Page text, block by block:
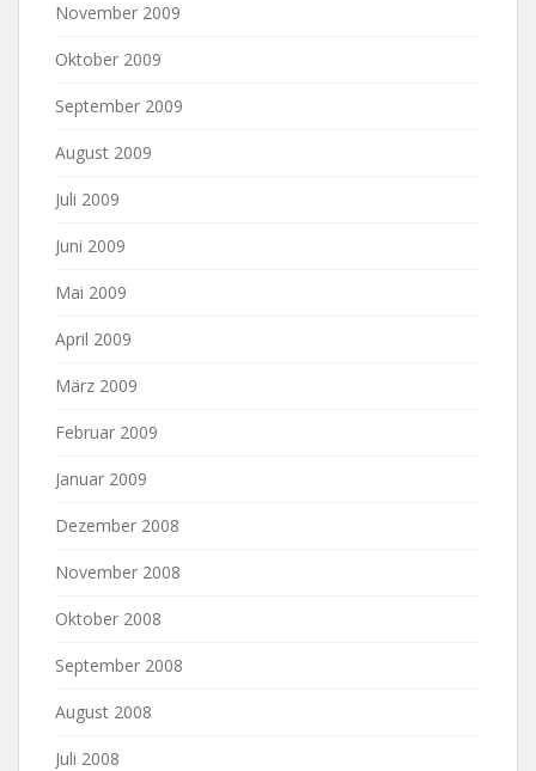
November 2009
Oktober 2009
September 2009
August 2009
Juli 2009
Juni 2009
Mai 2009
April 2009
März 2009
Februar 2009
Januar 2009
Dezember 2008
November 2008
Oktober 2008
September 2008
August 2008
Juli 2008